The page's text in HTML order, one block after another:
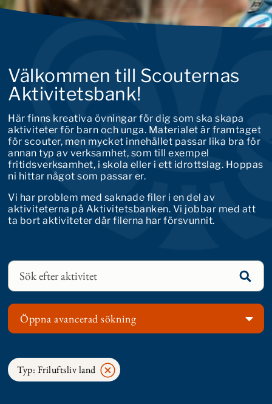
Välkommen till Scouternas
Aktivitetsbank!
Här finns kreativa övningar för dig som ska skapa
aktiviteter för barn och unga. Materialet är framtaget
för scouter, men mycket innehållet passar lika bra för
annan typ av verksamhet, som till exempel
fritidsverksamhet, i skola eller i ett idrottslag. Hoppas
ni hittar något som passar er.
Vi har problem med saknade filer i en del av
aktiviteterna på Aktivitetsbanken. Vi jobbar med att
ta bort aktiviteter där filerna har försvunnit.
Öppna avancerad sökning
Typ: Friluftsliv land